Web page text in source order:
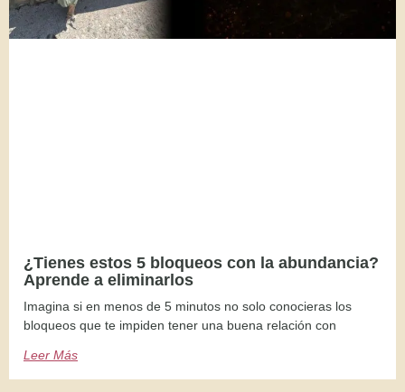
¿Tienes estos 5 bloqueos con la abundancia?
Aprende a eliminarlos
Imagina si en menos de 5 minutos no solo conocieras los
bloqueos que te impiden tener una buena relación con
Leer Más